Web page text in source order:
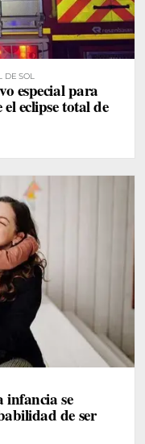
DE SOL
especial para
eclipse total de
infancia se
de ser